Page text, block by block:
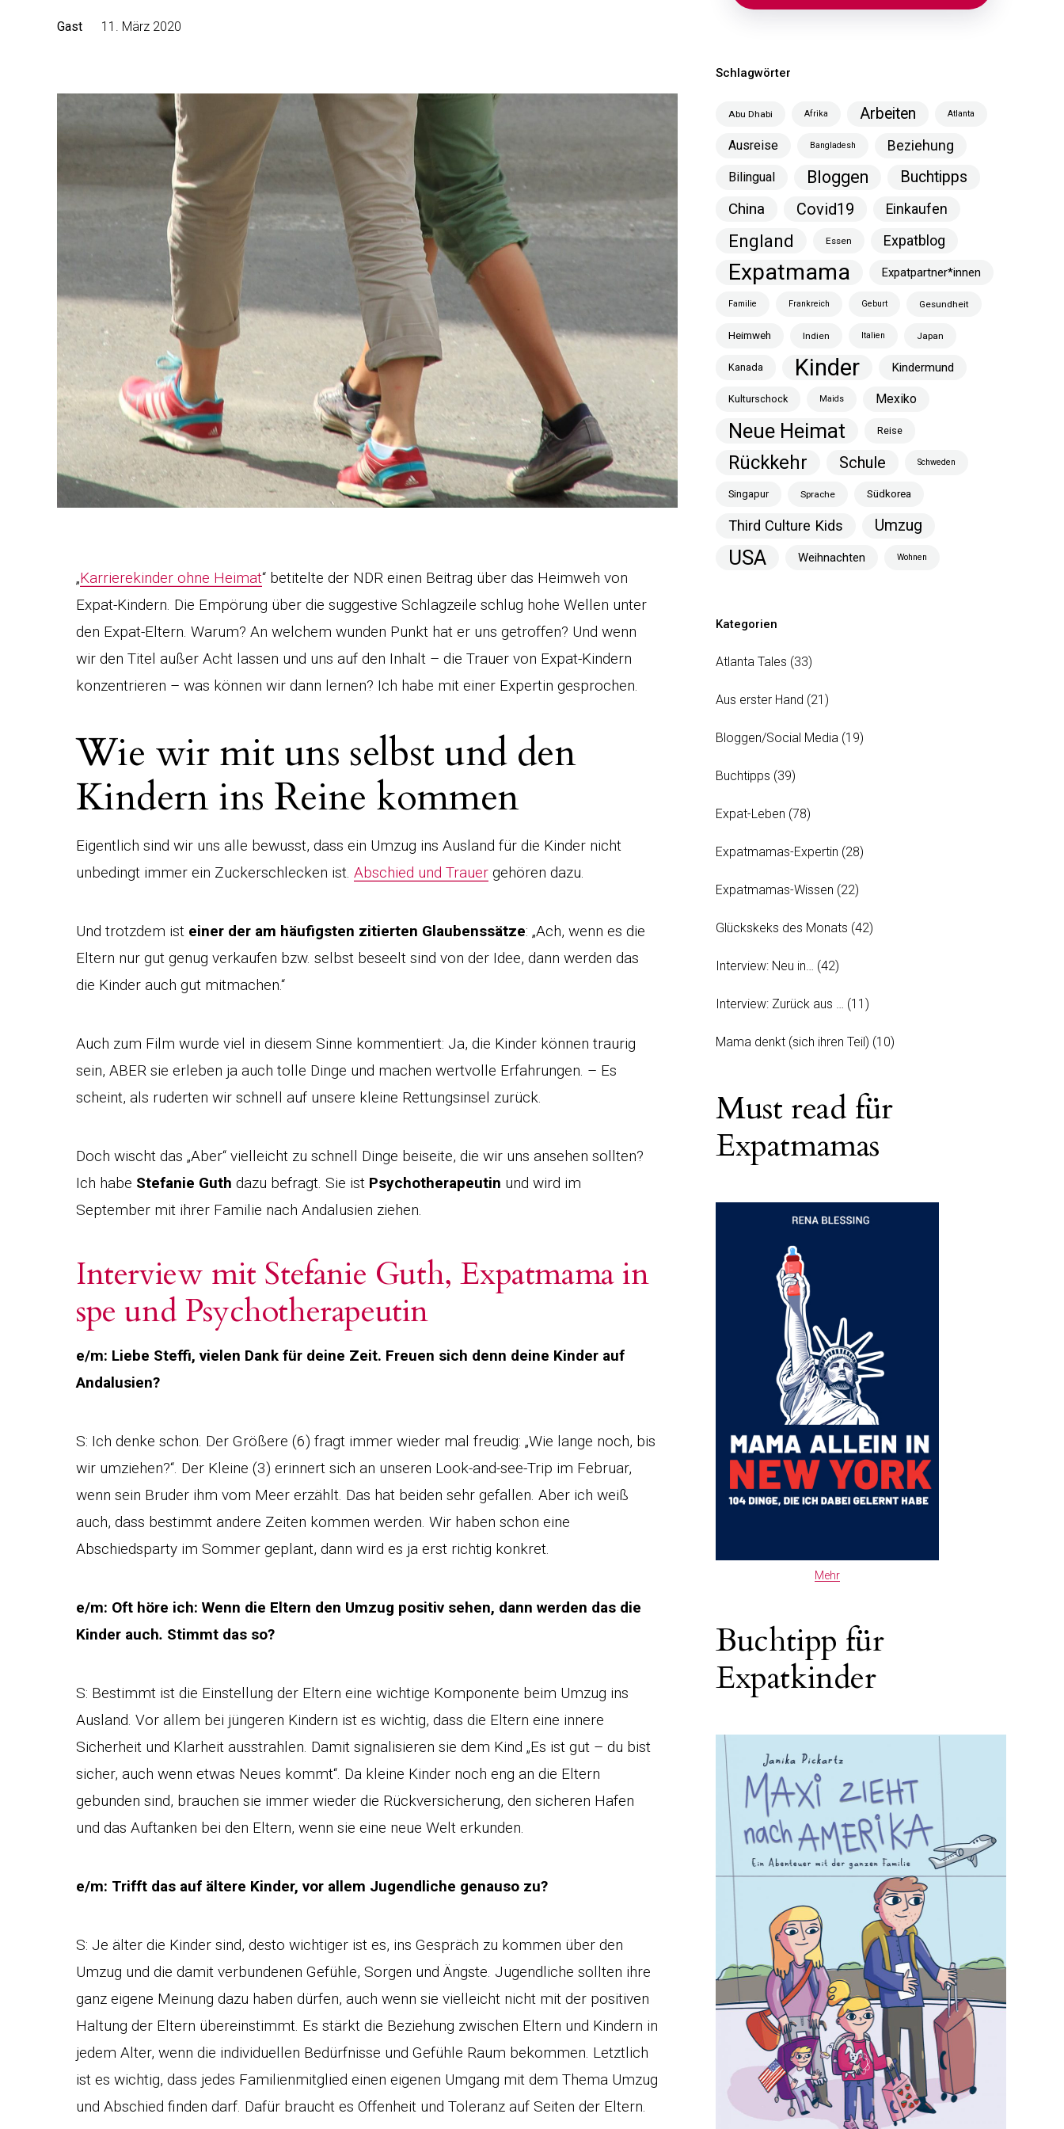
Gast 11. März 2020
„Karrierekinder ohne Heimat“ betitelte der NDR einen Beitrag über das Heimweh von
Expat-Kindern. Die Empörung über die suggestive Schlagzeile schlug hohe Wellen unter
den Expat-Eltern. Warum? An welchem wunden Punkt hat er uns getroffen? Und wenn
wir den Titel außer Acht lassen und uns auf den Inhalt – die Trauer von Expat-Kindern
konzentrieren – was können wir dann lernen? Ich habe mit einer Expertin gesprochen.
Wie wir mit uns selbst und den
Kindern ins Reine kommen
Eigentlich sind wir uns alle bewusst, dass ein Umzug ins Ausland für die Kinder nicht
unbedingt immer ein Zuckerschlecken ist. Abschied und Trauer gehören dazu.
Und trotzdem ist einer der am häufigsten zitierten Glaubenssätze: „Ach, wenn es die
Eltern nur gut genug verkaufen bzw. selbst beseelt sind von der Idee, dann werden das
die Kinder auch gut mitmachen.“
Auch zum Film wurde viel in diesem Sinne kommentiert: Ja, die Kinder können traurig
sein, ABER sie erleben ja auch tolle Dinge und machen wertvolle Erfahrungen. – Es
scheint, als ruderten wir schnell auf unsere kleine Rettungsinsel zurück.
Doch wischt das „Aber“ vielleicht zu schnell Dinge beiseite, die wir uns ansehen sollten?
Ich habe Stefanie Guth dazu befragt. Sie ist Psychotherapeutin und wird im
September mit ihrer Familie nach Andalusien ziehen.
Interview mit Stefanie Guth, Expatmama in
spe und Psychotherapeutin
e/m: Liebe Steffi, vielen Dank für deine Zeit. Freuen sich denn deine Kinder auf
Andalusien?
S: Ich denke schon. Der Größere (6) fragt immer wieder mal freudig: „Wie lange noch, bis
wir umziehen?“. Der Kleine (3) erinnert sich an unseren Look-and-see-Trip im Februar,
wenn sein Bruder ihm vom Meer erzählt. Das hat beiden sehr gefallen. Aber ich weiß
auch, dass bestimmt andere Zeiten kommen werden. Wir haben schon eine
Abschiedsparty im Sommer geplant, dann wird es ja erst richtig konkret.
e/m: Oft höre ich: Wenn die Eltern den Umzug positiv sehen, dann werden das die
Kinder auch. Stimmt das so?
S: Bestimmt ist die Einstellung der Eltern eine wichtige Komponente beim Umzug ins
Ausland. Vor allem bei jüngeren Kindern ist es wichtig, dass die Eltern eine innere
Sicherheit und Klarheit ausstrahlen. Damit signalisieren sie dem Kind „Es ist gut – du bist
sicher, auch wenn etwas Neues kommt“. Da kleine Kinder noch eng an die Eltern
gebunden sind, brauchen sie immer wieder die Rückversicherung, den sicheren Hafen
und das Auftanken bei den Eltern, wenn sie eine neue Welt erkunden.
e/m: Trifft das auf ältere Kinder, vor allem Jugendliche genauso zu?
S: Je älter die Kinder sind, desto wichtiger ist es, ins Gespräch zu kommen über den
Umzug und die damit verbundenen Gefühle, Sorgen und Ängste. Jugendliche sollten ihre
ganz eigene Meinung dazu haben dürfen, auch wenn sie vielleicht nicht mit der positiven
Haltung der Eltern übereinstimmt. Es stärkt die Beziehung zwischen Eltern und Kindern in
jedem Alter, wenn die individuellen Bedürfnisse und Gefühle Raum bekommen. Letztlich
ist es wichtig, dass jedes Familienmitglied einen eigenen Umgang mit dem Thema Umzug
und Abschied finden darf. Dafür braucht es Offenheit und Toleranz auf Seiten der Eltern.
Schlagwörter
Abu Dhabi Afrika Arbeiten Atlanta
Ausreise Bangladesh Beziehung
Bilingual Bloggen
Buchtipps
China
Covid19 Einkaufen
England Essen Expatblog
Expatmama Expatpartner*innen
Familie Frankreich Geburt Gesundheit
Heimweh Indien Italien Japan
Kanada Kinder Kindermund
Kulturschock Maids Mexiko
Neue Heimat Reise
Rückkehr Schule Schweden
Singapur Sprache Südkorea
Third Culture Kids Umzug
USA Weihnachten Wohnen
Kategorien
Atlanta Tales (33)
Aus erster Hand (21)
Bloggen/Social Media (19)
Buchtipps (39)
Expat-Leben (78)
Expatmamas-Expertin (28)
Expatmamas-Wissen (22)
Glückskeks des Monats (42)
Interview: Neu in… (42)
Interview: Zurück aus … (11)
Mama denkt (sich ihren Teil) (10)
Must read für
Expatmamas
Mehr
Buchtipp für
Expatkinder